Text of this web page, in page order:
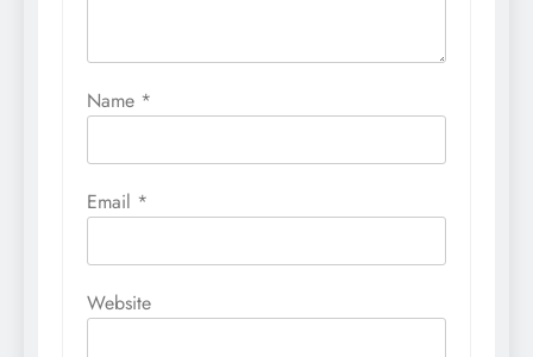
Name *
Email *
Website